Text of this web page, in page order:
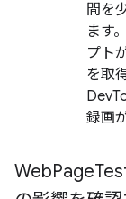
間を
ます
プト
を取
録画
WebPage